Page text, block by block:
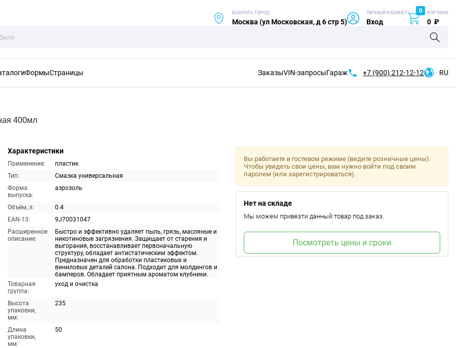
ВЫБРАТЬ ГОРОД
Москва (ул Московская, д 6 стр 5)
ЛИЧНЫЙ КАБИНЕТ
Вход
0 КОРЗИНА
0 ₽
ФормыСтраницы ЗаказыVIN-запросыГараж +7 (900) 212-12-12 RU
400мл
Характеристики
Применение:
пластик
Тип:
Смазка универсальная
Форма
выпуска:
аэрозоль
Объём, л:
0.4
EAN-13:
9J70031047
Расширенное
описание:
Быстро и эффективно удаляет пыль, грязь, масляные и
никотиновые загрязнения. Защищает от старения и
выгорания, восстанавливает первоначальную
структуру, обладает антистатическим эффектом.
Предназначен для обработки пластиковых и
виниловых деталей салона. Подходит для молдингов и
бамперов. Обладает приятным ароматом клубники.
Товарная
группа:
уход и очистка
Высота
упаковки,
мм:
235
Длина
упаковки,
мм:
50
Вы работаете в гостевом режиме (видите розничные цены).
Чтобы увидеть свои цены, вам нужно войти под своим
паролем (или зарегистрироваться).
Нет на складе
Мы можем привезти данный товар под заказ.
Посмотреть цены и сроки